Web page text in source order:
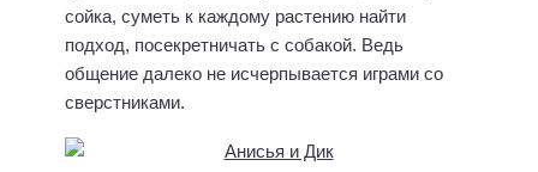
сойка, суметь к каждому растению найти
подход, посекретничать с собакой. Ведь
общение далеко не исчерпывается играми со
сверстниками.